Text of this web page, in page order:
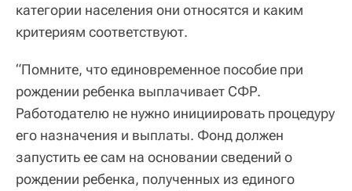
категории населения они относятся и каким
критериям соответствуют.
“Помните, что единовременное пособие при
рождении ребенка выплачивает СФР.
Работодателю не нужно инициировать процедуру
его назначения и выплаты. Фонд должен
запустить ее сам на основании сведений о
рождении ребенка, полученных из единого